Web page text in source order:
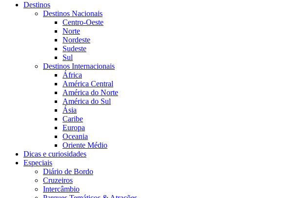
Destinos
Destinos Nacionais
Centro-Oeste
Norte
Nordeste
Sudeste
Sul
Destinos Internacionais
África
América Central
América do Norte
América do Sul
Ásia
Caribe
Europa
Oceania
Oriente Médio
Dicas e curiosidades
Especiais
Diário de Bordo
Cruzeiros
Intercâmbio